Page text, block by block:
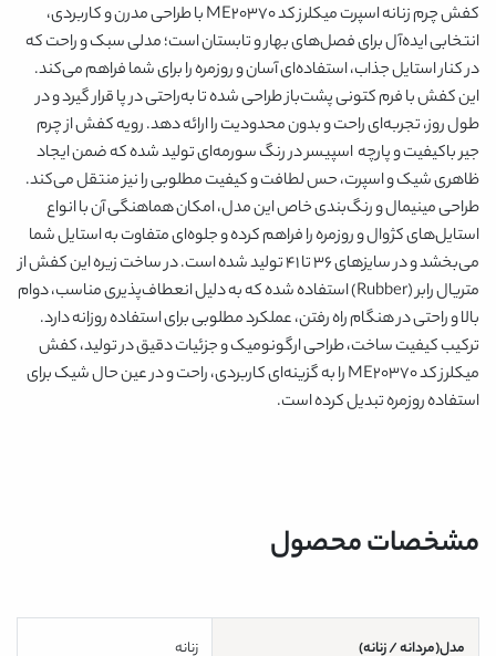
کفش چرم زنانه اسپرت میکلرز کد ME۲۰۳۷۰ با طراحی مدرن و کاربردی،
انتخابی ایده‌آل برای فصل‌های بهار و تابستان است؛ مدلی سبک و راحت که
در کنار استایل جذاب، استفاده‌ای آسان و روزمره را برای شما فراهم می‌کند.
این کفش با فرم کتونی پشت‌باز طراحی شده تا به‌راحتی در پا قرار گیرد و در
طول روز، تجربه‌ای راحت و بدون محدودیت را ارائه دهد. رویه کفش از چرم
جیر باکیفیت و پارچه اسپیسر در رنگ سورمه‌ای تولید شده که ضمن ایجاد
ظاهری شیک و اسپرت، حس لطافت و کیفیت مطلوبی را نیز منتقل می‌کند.
طراحی مینیمال و رنگ‌بندی خاص این مدل، امکان هماهنگی آن با انواع
استایل‌های کژوال و روزمره را فراهم کرده و جلوه‌ای متفاوت به استایل شما
می‌بخشد و در سایزهای ۳۶ تا ۴۱ تولید شده است. در ساخت زیره این کفش از
متریال رابر (Rubber) استفاده شده که به دلیل انعطاف‌پذیری مناسب، دوام
بالا و راحتی در هنگام راه رفتن، عملکرد مطلوبی برای استفاده روزانه دارد.
ترکیب کیفیت ساخت، طراحی ارگونومیک و جزئیات دقیق در تولید، کفش
میکلرز کد ME۲۰۳۷۰ را به گزینه‌ای کاربردی، راحت و در عین حال شیک برای
استفاده روزمره تبدیل کرده است.
مشخصات محصول
مدل(مردانه / زنانه) زنانه